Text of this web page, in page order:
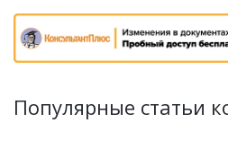
Популярные статьи